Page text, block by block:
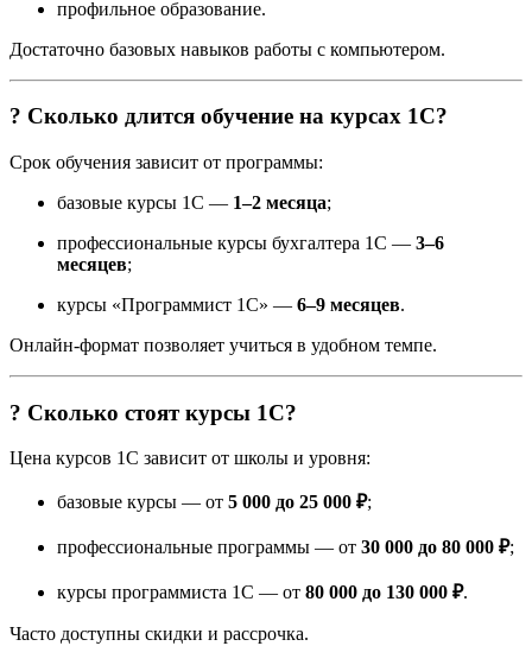
профильное образование.
Достаточно базовых навыков работы с компьютером.
? Сколько длится обучение на курсах 1С?
Срок обучения зависит от программы:
базовые курсы 1С — 1–2 месяца;
профессиональные курсы бухгалтера 1С — 3–6
месяцев;
курсы «Программист 1С» — 6–9 месяцев.
Онлайн-формат позволяет учиться в удобном темпе.
? Сколько стоят курсы 1С?
Цена курсов 1С зависит от школы и уровня:
базовые курсы — от 5 000 до 25 000 ₽;
профессиональные программы — от 30 000 до 80 000 ₽;
курсы программиста 1С — от 80 000 до 130 000 ₽.
Часто доступны скидки и рассрочка.